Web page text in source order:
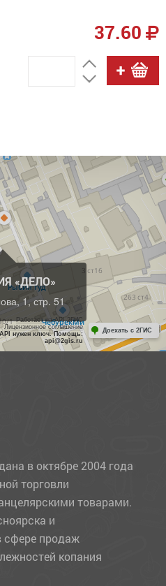
37.60
«ДЕЛО»
1, стр. 51
Работает на API 2ГИС
Лицензионное соглашение
нужен ключ. Помощь:
api@2gis.ru
Доехать с 2ГИС
в октябре 2004 года
торговли
товарами.
и
сфере продаж
копания